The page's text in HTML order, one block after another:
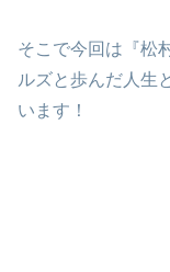
そこで今回は『松
ルズと歩んだ人生
います！